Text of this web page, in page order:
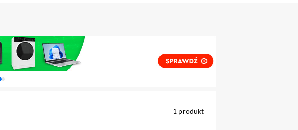
Karuzela z banerami, aktualny element 1 z 2
1 produkt